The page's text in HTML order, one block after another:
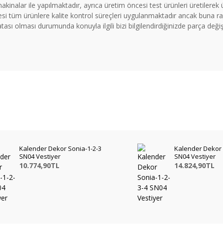
ile yapılmaktadır, ayrıca üretim öncesi test ürünleri
tüm ürünlere kalite kontrol süreçleri uygulanmaktadır ancak buna
olması durumunda konuyla ilgili bizi bilgilendirdiğinizde parça
Kalender Dekor Sonia-1-2-3
SN04 Vestiyer
10.774,90TL
Kalender Dekor
SN04 Vestiyer
14.824,90TL